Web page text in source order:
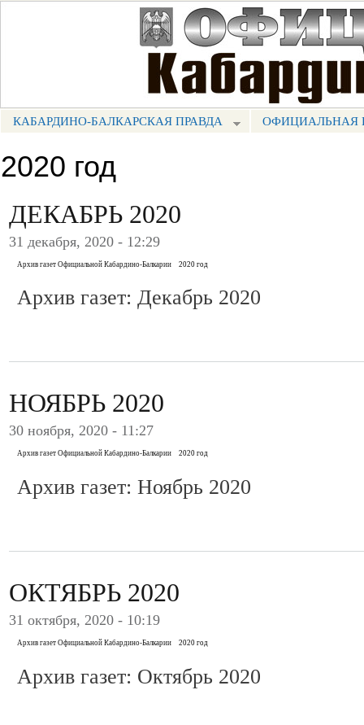
МЕНЮ КБП
КАБАРДИНО-БАЛКАРСКАЯ ПРАВДА ОФИЦИАЛЬНАЯ
2020 год
ДЕКАБРЬ 2020
31 декабря, 2020 - 12:29
Архив газет Официальной Кабардино-Балкарии 2020 год
Архив газет: Декабрь 2020
НОЯБРЬ 2020
30 ноября, 2020 - 11:27
Архив газет Официальной Кабардино-Балкарии 2020 год
Архив газет: Ноябрь 2020
ОКТЯБРЬ 2020
31 октября, 2020 - 10:19
Архив газет Официальной Кабардино-Балкарии 2020 год
Архив газет: Октябрь 2020